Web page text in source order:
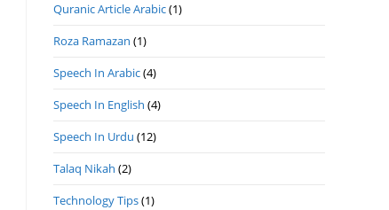
Quranic Article Arabic(1)
Roza Ramazan (1)
Speech In Arabic(4)
Speech In English (4)
Speech In Urdu (12)
Talaq Nikah (2)
Technology Tips(1)